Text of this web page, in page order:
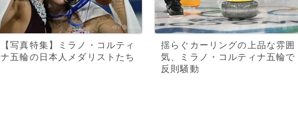
【写真特集】ミラノ・コルティ
ナ五輪の日本人メダリストたち
揺らぐカーリングの上品な雰囲
気、ミラノ・コルティナ五輪で
反則騒動